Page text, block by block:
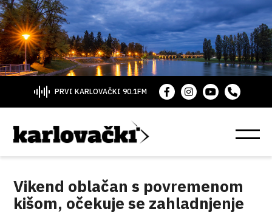
PRVI KARLOVAČKI 90.1FM
Vikend oblačan s povremenom
kišom, očekuje se zahladnjenje